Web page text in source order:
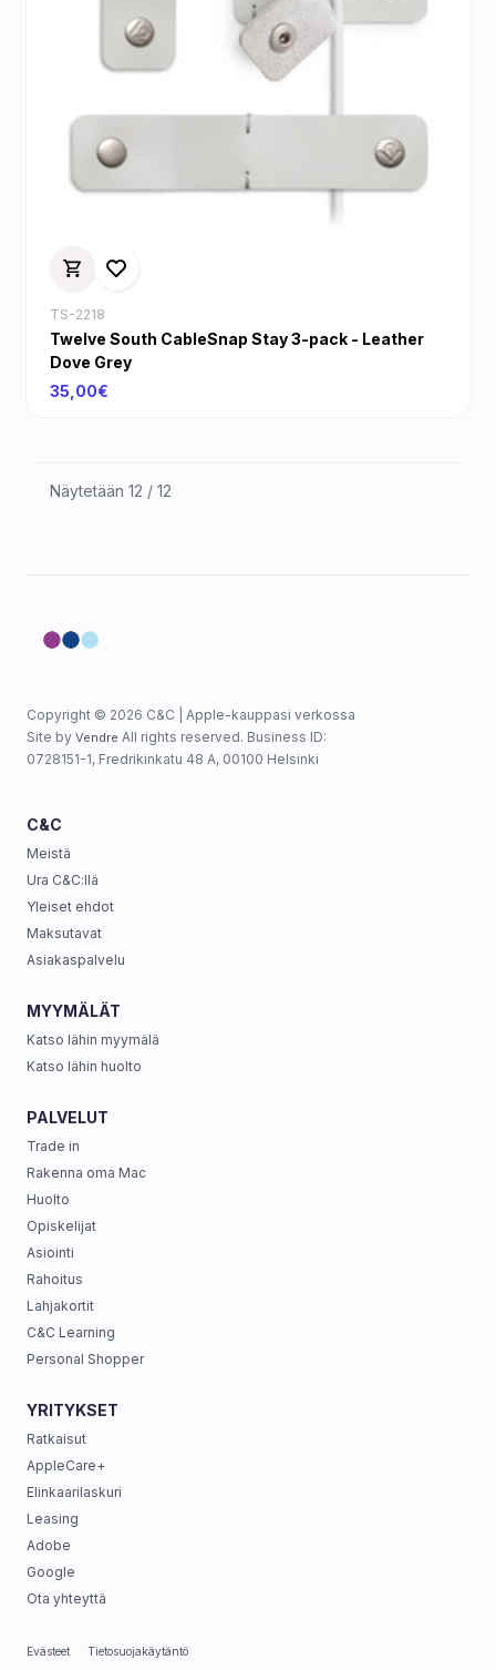
TS-2218
Twelve South CableSnap Stay 3-pack - Leather
Dove Grey
35,00€
Näytetään 12 / 12
Copyright © 2026 C&C | Apple-kauppasi verkossa
Site by Vendre All rights reserved. Business ID:
0728151-1, Fredrikinkatu 48 A, 00100 Helsinki
C&C
Meistä
Ura C&C:llä
Yleiset ehdot
Maksutavat
Asiakaspalvelu
MYYMÄLÄT
Katso lähin myymälä
Katso lähin huolto
PALVELUT
Trade in
Rakenna oma Mac
Huolto
Opiskelijat
Asiointi
Rahoitus
Lahjakortit
C&C Learning
Personal Shopper
YRITYKSET
Ratkaisut
AppleCare+
Elinkaarilaskuri
Leasing
Adobe
Google
Ota yhteyttä
Evästeet Tietosuojakäytäntö